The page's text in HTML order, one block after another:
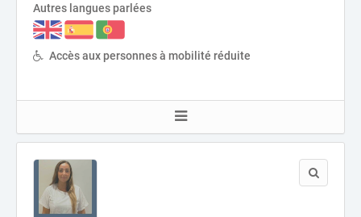
Autres langues parlées
Accès aux personnes à mobilité réduite